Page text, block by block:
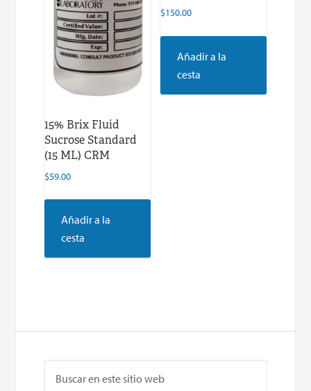
15% Brix Fluid
Sucrose Standard
(15 ML) CRM
$59.00
Añadir a la
cesta
$150.00
Añadir a la
cesta